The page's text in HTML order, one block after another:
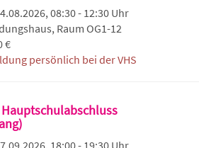
08:30 - 12:30 Uhr
Raum OG1-12
€
persönlich bei der VHS
18:00 - 19:30 Uhr